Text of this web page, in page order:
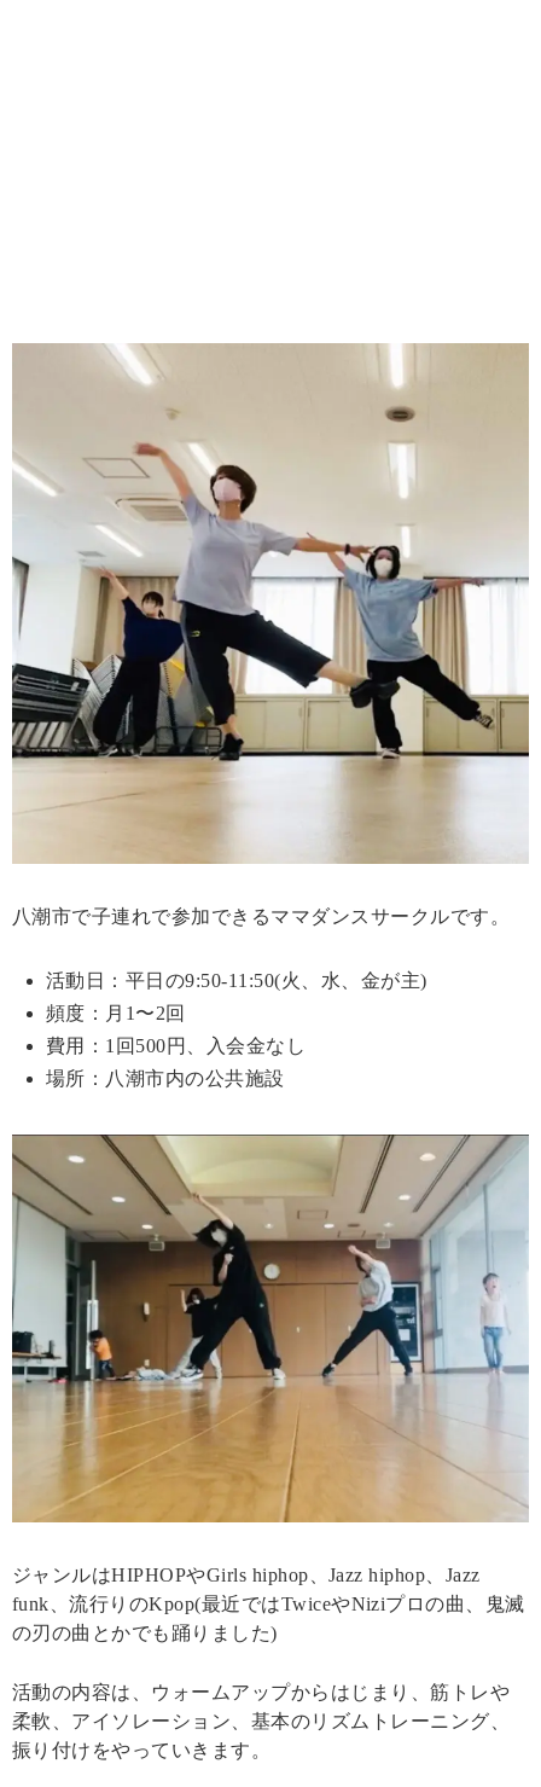
八潮市で子連れで参加できるママダンスサークルです。
活動日：平日の9:50-11:50(火、水、金が主)
頻度：月1〜2回
費用：1回500円、入会金なし
場所：八潮市内の公共施設
ジャンルはHIPHOPやGirls hiphop、Jazz hiphop、Jazz
funk、流行りのKpop(最近ではTwiceやNiziプロの曲、鬼滅
の刃の曲とかでも踊りました)
活動の内容は、ウォームアップからはじまり、筋トレや
柔軟、アイソレーション、基本のリズムトレーニング、
振り付けをやっていきます。